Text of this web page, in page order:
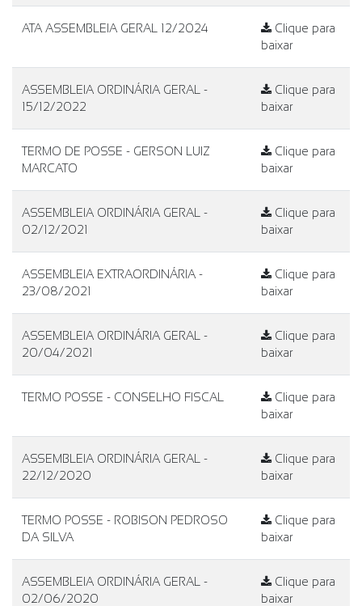
ATA ASSEMBLEIA GERAL 12/2024
Clique para
baixar
ASSEMBLEIA ORDINÁRIA GERAL -
15/12/2022
Clique para
baixar
TERMO DE POSSE - GERSON LUIZ
MARCATO
Clique para
baixar
ASSEMBLEIA ORDINÁRIA GERAL -
02/12/2021
Clique para
baixar
ASSEMBLEIA EXTRAORDINÁRIA -
23/08/2021
Clique para
baixar
ASSEMBLEIA ORDINÁRIA GERAL -
20/04/2021
Clique para
baixar
TERMO POSSE - CONSELHO FISCAL
Clique para
baixar
ASSEMBLEIA ORDINÁRIA GERAL -
22/12/2020
Clique para
baixar
TERMO POSSE - ROBISON PEDROSO
DA SILVA
Clique para
baixar
ASSEMBLEIA ORDINÁRIA GERAL -
02/06/2020
Clique para
baixar